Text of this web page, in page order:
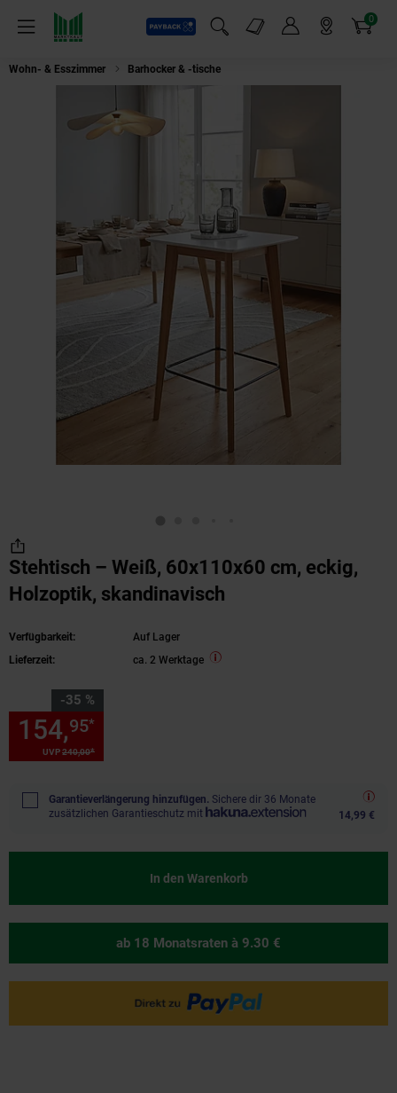
Menü
Payback
Suchfeld einblenden
Markt-Angebote 0
Artikel
Wohn- & Esszimmer Barhocker & -tische
Stehtisch – Weiß, 60x110x60 cm, eckig,
Holzoptik, skandinavisch
Verfügbarkeit:
Auf Lager
Lieferzeit:
ca. 2 Werktage
-35 %
Sie Sparen 35 Prozent,
UVP240,00*
154,95*
Garantieverlängerung hinzufügen. Sichere dir 36 Monate
zusätzlichen Garantieschutz mit
14,99 €
In den Warenkorb
ab 18 Monatsraten à 9.30 €